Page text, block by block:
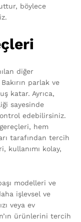
böylece
diğer
parlak ve
katar. Ayrıca,
sayesinde
edebilirsiniz.
hem
tarafından tercih
kullanımı kolay,
modelleri ve
işlevsel ve
veya ev
ürünlerini tercih